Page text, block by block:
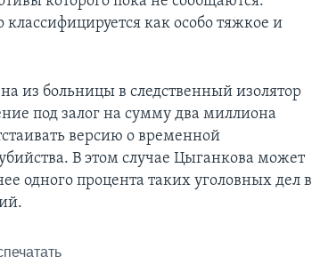
как особо тяжкое и
из больницы в следственный изолятор
под залог на сумму два миллиона
версию о временной
В этом случае Цыганкова может
одного процента таких уголовных дел в